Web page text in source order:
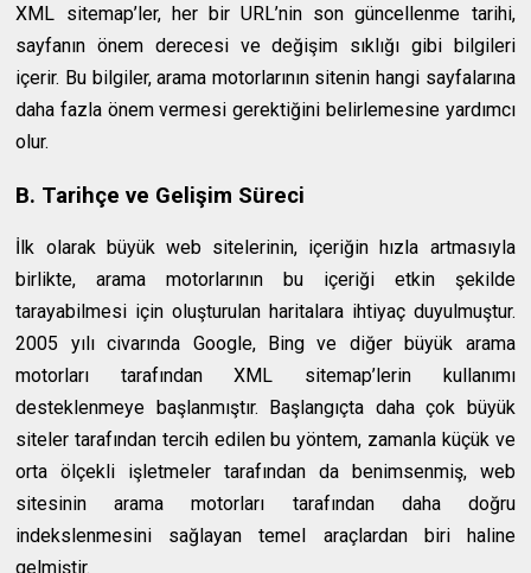
XML sitemap’ler, her bir URL’nin son güncellenme tarihi,
sayfanın önem derecesi ve değişim sıklığı gibi bilgileri
içerir. Bu bilgiler, arama motorlarının sitenin hangi sayfalarına
daha fazla önem vermesi gerektiğini belirlemesine yardımcı
olur.
B. Tarihçe ve Gelişim Süreci
İlk olarak büyük web sitelerinin, içeriğin hızla artmasıyla
birlikte, arama motorlarının bu içeriği etkin şekilde
tarayabilmesi için oluşturulan haritalara ihtiyaç duyulmuştur.
2005 yılı civarında Google, Bing ve diğer büyük arama
motorları tarafından XML sitemap’lerin kullanımı
desteklenmeye başlanmıştır. Başlangıçta daha çok büyük
siteler tarafından tercih edilen bu yöntem, zamanla küçük ve
orta ölçekli işletmeler tarafından da benimsenmiş, web
sitesinin arama motorları tarafından daha doğru
indekslenmesini sağlayan temel araçlardan biri haline
gelmiştir.